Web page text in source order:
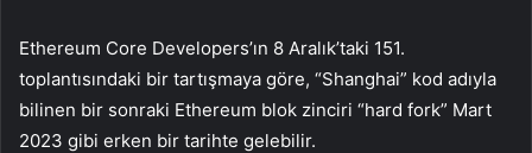
Ethereum Core Developers’ın 8 Aralık’taki 151.
toplantısındaki bir tartışmaya göre, “Shanghai” kod adıyla
bilinen bir sonraki Ethereum blok zinciri “hard fork” Mart
2023 gibi erken bir tarihte gelebilir.